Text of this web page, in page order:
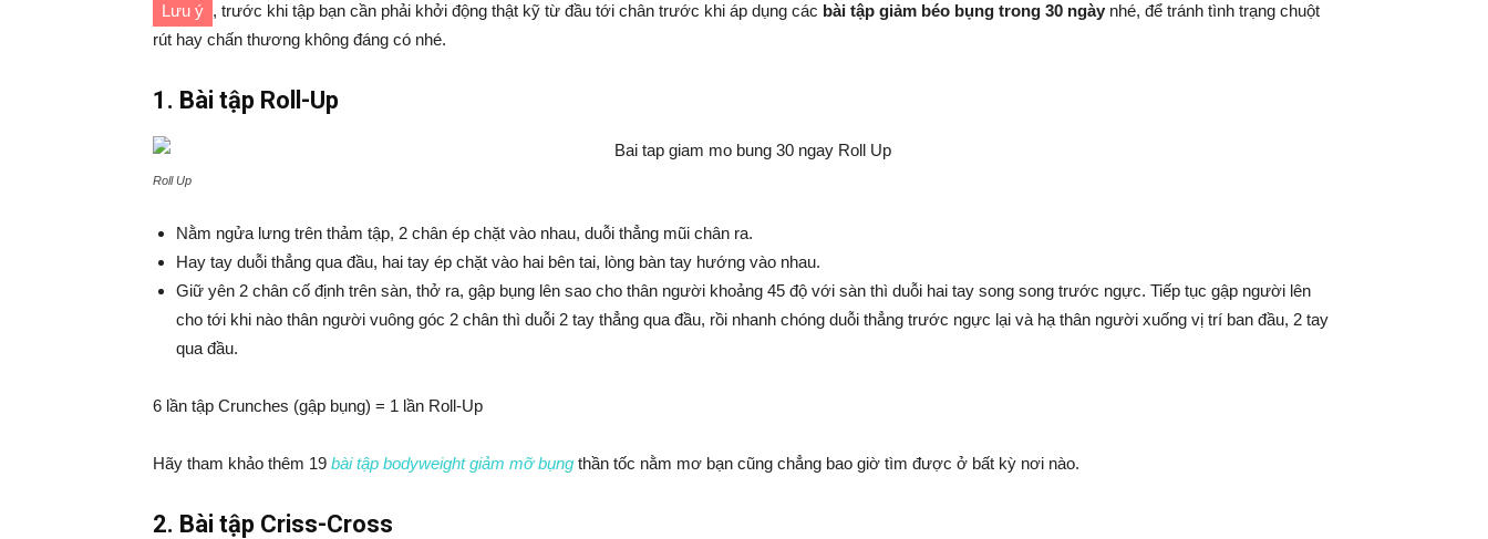
Lưu ý , trước khi tập bạn cần phải khởi động thật kỹ từ đầu tới chân trước khi áp dụng các bài tập giảm béo bụng trong 30 ngày nhé, để tránh tình trạng chuột
rút hay chấn thương không đáng có nhé.
1. Bài tập Roll-Up
Roll Up
Nằm ngửa lưng trên thảm tập, 2 chân ép chặt vào nhau, duỗi thẳng mũi chân ra.
Hay tay duỗi thẳng qua đầu, hai tay ép chặt vào hai bên tai, lòng bàn tay hướng vào nhau.
Giữ yên 2 chân cố định trên sàn, thở ra, gập bụng lên sao cho thân người khoảng 45 độ với sàn thì duỗi hai tay song song trước ngực. Tiếp tục gập người lên
cho tới khi nào thân người vuông góc 2 chân thì duỗi 2 tay thẳng qua đầu, rồi nhanh chóng duỗi thẳng trước ngực lại và hạ thân người xuống vị trí ban đầu, 2 tay
qua đầu.
6 lần tập Crunches (gập bụng) = 1 lần Roll-Up
Hãy tham khảo thêm 19 bài tập bodyweight giảm mỡ bụng thần tốc nằm mơ bạn cũng chẳng bao giờ tìm được ở bất kỳ nơi nào.
2. Bài tập Criss-Cross